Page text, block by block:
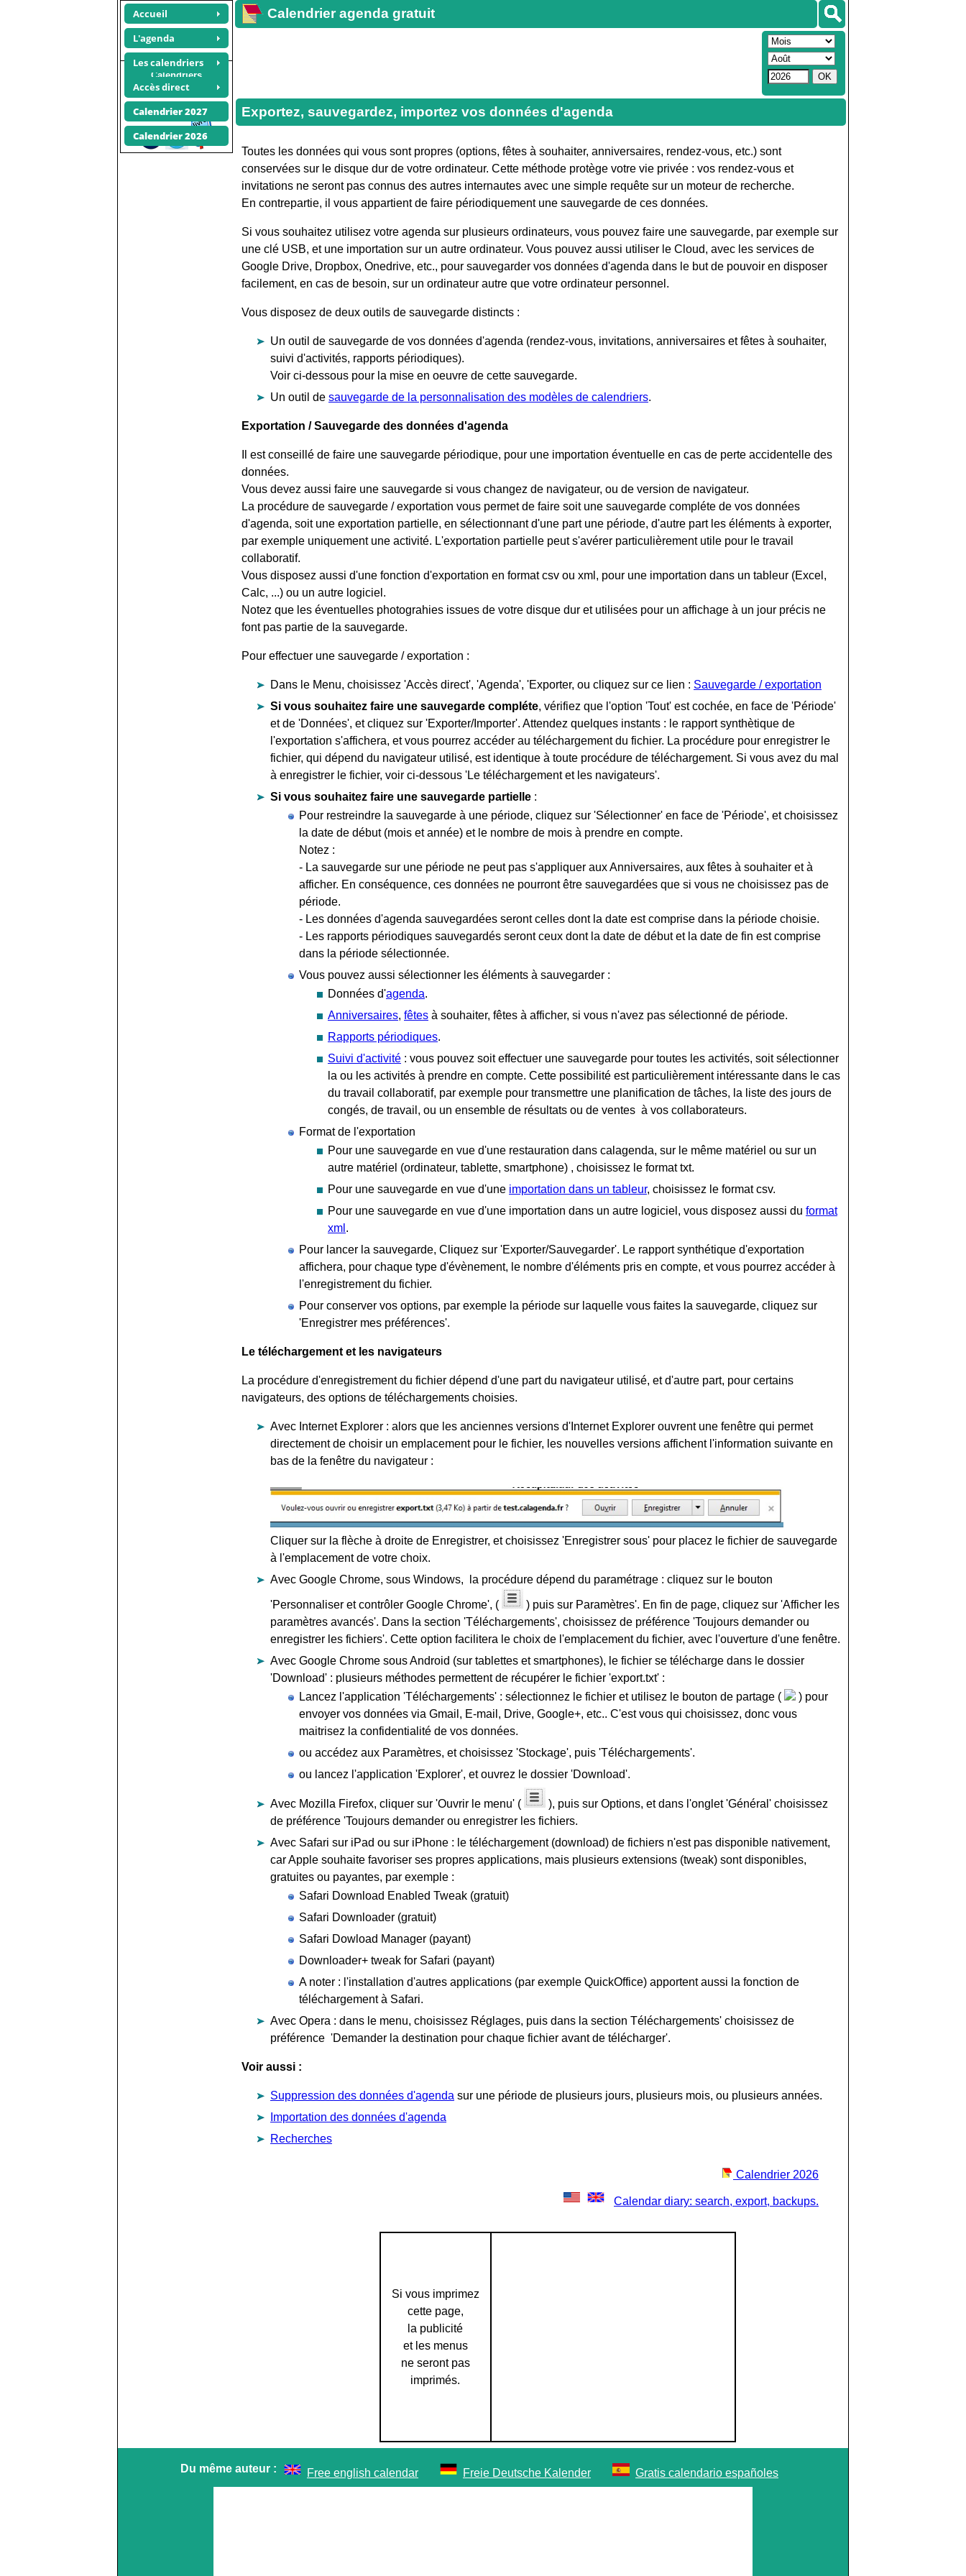
Accueil
L'agenda
Les calendriers
Accès direct
Calendrier 2027
Calendrier 2026
Calendrier agenda gratuit
Exportez, sauvegardez, importez vos données d'agenda
Toutes les données qui vous sont propres (options, fêtes à souhaiter, anniversaires, rendez-vous, etc.) sont
conservées sur le disque dur de votre ordinateur. Cette méthode protège votre vie privée : vos rendez-vous et
invitations ne seront pas connus des autres internautes avec une simple requête sur un moteur de recherche.
En contrepartie, il vous appartient de faire périodiquement une sauvegarde de ces données.
Si vous souhaitez utilisez votre agenda sur plusieurs ordinateurs, vous pouvez faire une sauvegarde, par exemple sur
une clé USB, et une importation sur un autre ordinateur. Vous pouvez aussi utiliser le Cloud, avec les services de
Google Drive, Dropbox, Onedrive, etc., pour sauvegarder vos données d'agenda dans le but de pouvoir en disposer
facilement, en cas de besoin, sur un ordinateur autre que votre ordinateur personnel.
Vous disposez de deux outils de sauvegarde distincts :
Un outil de sauvegarde de vos données d'agenda (rendez-vous, invitations, anniversaires et fêtes à souhaiter,
suivi d'activités, rapports périodiques).
Voir ci-dessous pour la mise en oeuvre de cette sauvegarde.
Un outil de sauvegarde de la personnalisation des modèles de calendriers.
Exportation / Sauvegarde des données d'agenda
Il est conseillé de faire une sauvegarde périodique, pour une importation éventuelle en cas de perte accidentelle des
données.
Vous devez aussi faire une sauvegarde si vous changez de navigateur, ou de version de navigateur.
La procédure de sauvegarde / exportation vous permet de faire soit une sauvegarde compléte de vos données
d'agenda, soit une exportation partielle, en sélectionnant d'une part une période, d'autre part les éléments à exporter,
par exemple uniquement une activité. L'exportation partielle peut s'avérer particulièrement utile pour le travail
collaboratif.
Vous disposez aussi d'une fonction d'exportation en format csv ou xml, pour une importation dans un tableur (Excel,
Calc, ...) ou un autre logiciel.
Notez que les éventuelles photograhies issues de votre disque dur et utilisées pour un affichage à un jour précis ne
font pas partie de la sauvegarde.
Pour effectuer une sauvegarde / exportation :
Dans le Menu, choisissez 'Accès direct', 'Agenda', 'Exporter, ou cliquez sur ce lien : Sauvegarde / exportation
Si vous souhaitez faire une sauvegarde compléte, vérifiez que l'option 'Tout' est cochée, en face de 'Période'
et de 'Données', et cliquez sur 'Exporter/Importer'. Attendez quelques instants : le rapport synthètique de
l'exportation s'affichera, et vous pourrez accéder au téléchargement du fichier. La procédure pour enregistrer le
fichier, qui dépend du navigateur utilisé, est identique à toute procédure de téléchargement. Si vous avez du mal
à enregistrer le fichier, voir ci-dessous 'Le téléchargement et les navigateurs'.
Si vous souhaitez faire une sauvegarde partielle :
Pour restreindre la sauvegarde à une période, cliquez sur 'Sélectionner' en face de 'Période', et choisissez
la date de début (mois et année) et le nombre de mois à prendre en compte.
Notez :
- La sauvegarde sur une période ne peut pas s'appliquer aux Anniversaires, aux fêtes à souhaiter et à
afficher. En conséquence, ces données ne pourront être sauvegardées que si vous ne choisissez pas de
période.
- Les données d'agenda sauvegardées seront celles dont la date est comprise dans la période choisie.
- Les rapports périodiques sauvegardés seront ceux dont la date de début et la date de fin est comprise
dans la période sélectionnée.
Vous pouvez aussi sélectionner les éléments à sauvegarder :
Données d'agenda.
Anniversaires, fêtes à souhaiter, fêtes à afficher, si vous n'avez pas sélectionné de période.
Rapports périodiques.
Suivi d'activité : vous pouvez soit effectuer une sauvegarde pour toutes les activités, soit sélectionner
la ou les activités à prendre en compte. Cette possibilité est particulièrement intéressante dans le cas
du travail collaboratif, par exemple pour transmettre une planification de tâches, la liste des jours de
congés, de travail, ou un ensemble de résultats ou de ventes à vos collaborateurs.
Format de l'exportation
Pour une sauvegarde en vue d'une restauration dans calagenda, sur le même matériel ou sur un
autre matériel (ordinateur, tablette, smartphone) , choisissez le format txt.
Pour une sauvegarde en vue d'une importation dans un tableur, choisissez le format csv.
Pour une sauvegarde en vue d'une importation dans un autre logiciel, vous disposez aussi du format
xml .
Pour lancer la sauvegarde, Cliquez sur 'Exporter/Sauvegarder'. Le rapport synthétique d'exportation
affichera, pour chaque type d'évènement, le nombre d'éléments pris en compte, et vous pourrez accéder à
l'enregistrement du fichier.
Pour conserver vos options, par exemple la période sur laquelle vous faites la sauvegarde, cliquez sur
'Enregistrer mes préférences'.
Le téléchargement et les navigateurs
La procédure d'enregistrement du fichier dépend d'une part du navigateur utilisé, et d'autre part, pour certains
navigateurs, des options de téléchargements choisies.
Avec Internet Explorer : alors que les anciennes versions d'Internet Explorer ouvrent une fenêtre qui permet
directement de choisir un emplacement pour le fichier, les nouvelles versions affichent l'information suivante en
bas de la fenêtre du navigateur :
Cliquer sur la flèche à droite de Enregistrer, et choisissez 'Enregistrer sous' pour placez le fichier de sauvegarde
à l'emplacement de votre choix.
Avec Google Chrome, sous Windows, la procédure dépend du paramétrage : cliquez sur le bouton
'Personnaliser et contrôler Google Chrome', (
) puis sur Paramètres'. En fin de page, cliquez sur 'Afficher les
paramètres avancés'. Dans la section 'Téléchargements', choisissez de préférence 'Toujours demander ou
enregistrer les fichiers'. Cette option facilitera le choix de l'emplacement du fichier, avec l'ouverture d'une fenêtre.
Avec Google Chrome sous Android (sur tablettes et smartphones), le fichier se télécharge dans le dossier
'Download' : plusieurs méthodes permettent de récupérer le fichier 'export.txt' :
Lancez l'application 'Téléchargements' : sélectionnez le fichier et utilisez le bouton de partage (
) pour
envoyer vos données via Gmail, E-mail, Drive, Google+, etc.. C'est vous qui choisissez, donc vous
maitrisez la confidentialité de vos données.
ou accédez aux Paramètres, et choisissez 'Stockage', puis 'Téléchargements'.
ou lancez l'application 'Explorer', et ouvrez le dossier 'Download'.
Avec Mozilla Firefox, cliquer sur 'Ouvrir le menu' (
), puis sur Options, et dans l'onglet 'Général' choisissez
de préférence 'Toujours demander ou enregistrer les fichiers.
Avec Safari sur iPad ou sur iPhone : le téléchargement (download) de fichiers n'est pas disponible nativement,
car Apple souhaite favoriser ses propres applications, mais plusieurs extensions (tweak) sont disponibles,
gratuites ou payantes, par exemple :
Safari Download Enabled Tweak (gratuit)
Safari Downloader (gratuit)
Safari Dowload Manager (payant)
Downloader+ tweak for Safari (payant)
A noter : l'installation d'autres applications (par exemple QuickOffice) apportent aussi la fonction de
téléchargement à Safari.
Avec Opera : dans le menu, choisissez Réglages, puis dans la section Téléchargements' choisissez de
préférence 'Demander la destination pour chaque fichier avant de télécharger'.
Voir aussi :
Suppression des données d'agenda sur une période de plusieurs jours, plusieurs mois, ou plusieurs années.
Importation des données d'agenda
Recherches
Calendrier 2026
Calendar diary: search, export, backups.
Si vous imprimez
cette page,
la publicité
et les menus
ne seront pas
imprimés.
Calendriers
photos
Recommander ce site
Du même auteur : Free english calendar Freie Deutsche Kalender Gratis calendario españoles